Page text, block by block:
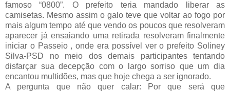
famoso “0800”. O prefeito teria mandado liberar as
camisetas. Mesmo assim o galo teve que voltar ao fogo por
mais algum tempo até que vendo os poucos que resolveram
aparecer já ensaiando uma retirada resolveram finalmente
iniciar o Passeio , onde era possível ver o prefeito Soliney
Silva-PSD no meio dos demais participantes tentando
disfarçar sua decepção com o largo sorriso que um dia
encantou multidões, mas que hoje chega a ser ignorado.
A pergunta que não quer calar: Por que será que